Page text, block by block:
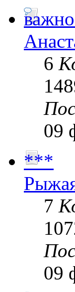
6
09
***
7
09